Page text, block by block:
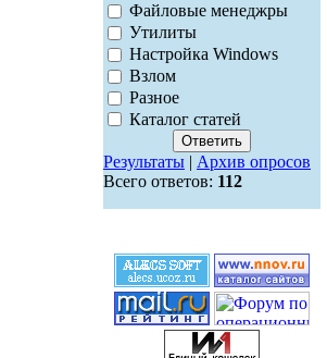
Файловые менеджры
Утилиты
Настройка Windows
Взлом
Разное
Каталог статей
Результаты| Архив опросов
Всего ответов: 112